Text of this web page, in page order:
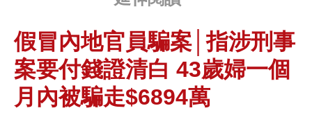
假冒內地官員騙案│指涉刑事
案要付錢證清白 43歲婦一個
月內被騙走$6894萬